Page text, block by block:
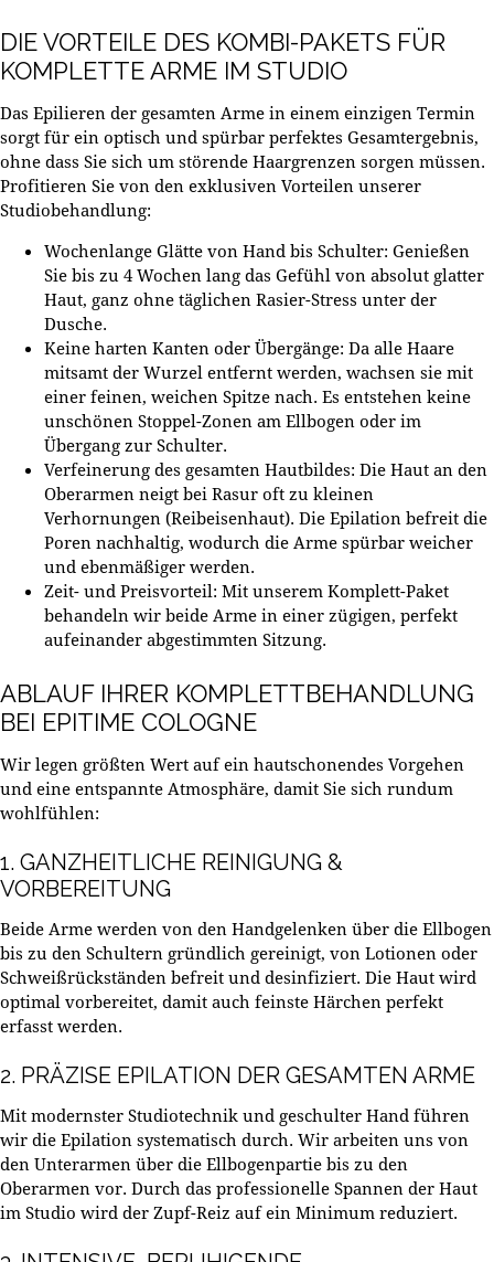
DIE VORTEILE DES KOMBI-PAKETS FÜR
KOMPLETTE ARME IM STUDIO
Das Epilieren der gesamten Arme in einem einzigen Termin
sorgt für ein optisch und spürbar perfektes Gesamtergebnis,
ohne dass Sie sich um störende Haargrenzen sorgen müssen.
Profitieren Sie von den exklusiven Vorteilen unserer
Studiobehandlung:
Wochenlange Glätte von Hand bis Schulter: Genießen
Sie bis zu 4 Wochen lang das Gefühl von absolut glatter
Haut, ganz ohne täglichen Rasier-Stress unter der
Dusche.
Keine harten Kanten oder Übergänge: Da alle Haare
mitsamt der Wurzel entfernt werden, wachsen sie mit
einer feinen, weichen Spitze nach. Es entstehen keine
unschönen Stoppel-Zonen am Ellbogen oder im
Übergang zur Schulter.
Verfeinerung des gesamten Hautbildes: Die Haut an den
Oberarmen neigt bei Rasur oft zu kleinen
Verhornungen (Reibeisenhaut). Die Epilation befreit die
Poren nachhaltig, wodurch die Arme spürbar weicher
und ebenmäßiger werden.
Zeit- und Preisvorteil: Mit unserem Komplett-Paket
behandeln wir beide Arme in einer zügigen, perfekt
aufeinander abgestimmten Sitzung.
ABLAUF IHRER KOMPLETTBEHANDLUNG
BEI EPITIME COLOGNE
Wir legen größten Wert auf ein hautschonendes Vorgehen
und eine entspannte Atmosphäre, damit Sie sich rundum
wohlfühlen:
1. GANZHEITLICHE REINIGUNG &
VORBEREITUNG
Beide Arme werden von den Handgelenken über die Ellbogen
bis zu den Schultern gründlich gereinigt, von Lotionen oder
Schweißrückständen befreit und desinfiziert. Die Haut wird
optimal vorbereitet, damit auch feinste Härchen perfekt
erfasst werden.
2. PRÄZISE EPILATION DER GESAMTEN ARME
Mit modernster Studiotechnik und geschulter Hand führen
wir die Epilation systematisch durch. Wir arbeiten uns von
den Unterarmen über die Ellbogenpartie bis zu den
Oberarmen vor. Durch das professionelle Spannen der Haut
im Studio wird der Zupf-Reiz auf ein Minimum reduziert.